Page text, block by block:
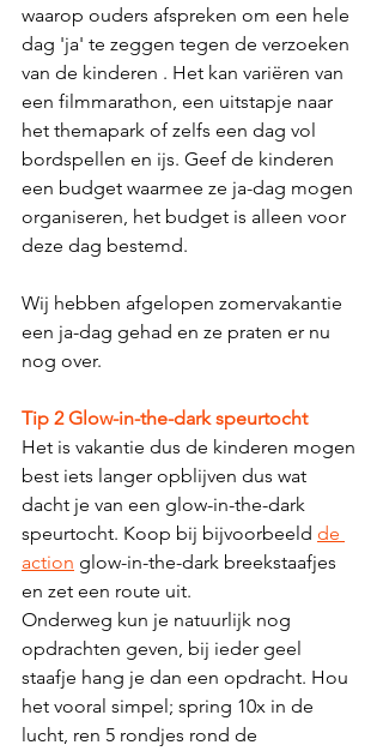
waarop ouders afspreken om een ​​hele
dag 'ja' te zeggen tegen de verzoeken
van de kinderen . Het kan variëren van
een filmmarathon, een uitstapje naar
het themapark of zelfs een dag vol
bordspellen en ijs. Geef de kinderen
een budget waarmee ze ja-dag mogen
organiseren, het budget is alleen voor
deze dag bestemd.
Wij hebben afgelopen zomervakantie
een ja-dag gehad en ze praten er nu
nog over.
Tip 2 Glow-in-the-dark speurtocht
Het is vakantie dus de kinderen mogen
best iets langer opblijven dus wat
dacht je van een glow-in-the-dark
speurtocht. Koop bij bijvoorbeeld de
action glow-in-the-dark breekstaafjes
en zet een route uit.
Onderweg kun je natuurlijk nog
opdrachten geven, bij ieder geel
staafje hang je dan een opdracht. Hou
het vooral simpel; spring 10x in de
lucht, ren 5 rondjes rond de